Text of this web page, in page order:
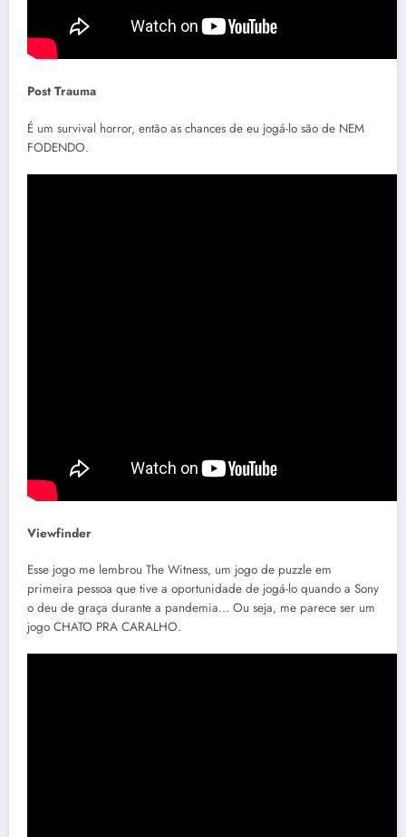
Post Trauma
É um survival horror, então as chances de eu jogá-lo são de NEM
FODENDO.
Viewfinder
Esse jogo me lembrou The Witness, um jogo de puzzle em
primeira pessoa que tive a oportunidade de jogá-lo quando a Sony
o deu de graça durante a pandemia… Ou seja, me parece ser um
jogo CHATO PRA CARALHO.